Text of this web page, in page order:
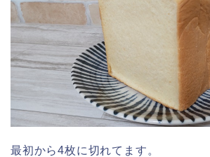
最初から4枚に切れてます。